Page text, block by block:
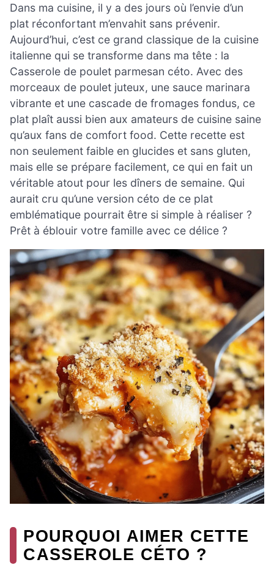
Dans ma cuisine, il y a des jours où l’envie d’un
plat réconfortant m’envahit sans prévenir.
Aujourd’hui, c’est ce grand classique de la cuisine
italienne qui se transforme dans ma tête : la
Casserole de poulet parmesan céto. Avec des
morceaux de poulet juteux, une sauce marinara
vibrante et une cascade de fromages fondus, ce
plat plaît aussi bien aux amateurs de cuisine saine
qu’aux fans de comfort food. Cette recette est
non seulement faible en glucides et sans gluten,
mais elle se prépare facilement, ce qui en fait un
véritable atout pour les dîners de semaine. Qui
aurait cru qu’une version céto de ce plat
emblématique pourrait être si simple à réaliser ?
Prêt à éblouir votre famille avec ce délice ?
POURQUOI AIMER CETTE
CASSEROLE CÉTO ?